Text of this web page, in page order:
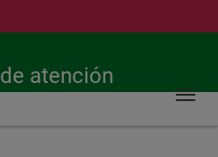
atención
Buscar